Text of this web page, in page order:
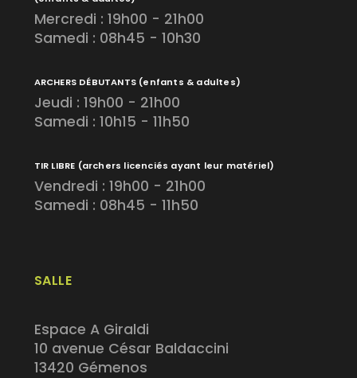
SALLE
Espace A Giraldi
10 avenue César Baldaccini
13420 Gémenos
Mercredi : 19h00 - 21h00
Samedi : 08h45 - 10h30
ARCHERS DÉBUTANTS (enfants & adultes)
Jeudi : 19h00 - 21h00
Samedi : 10h15 - 11h50
TIR LIBRE (archers licenciés ayant leur matériel)
Vendredi : 19h00 - 21h00
Samedi : 08h45 - 11h50